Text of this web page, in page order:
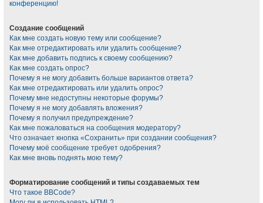
конференцию!
Создание сообщений
Как мне создать новую тему или сообщение?
Как мне отредактировать или удалить сообщение?
Как мне добавить подпись к своему сообщению?
Как мне создать опрос?
Почему я не могу добавить больше вариантов ответа?
Как мне отредактировать или удалить опрос?
Почему мне недоступны некоторые форумы?
Почему я не могу добавлять вложения?
Почему я получил предупреждение?
Как мне пожаловаться на сообщения модератору?
Что означает кнопка «Сохранить» при создании сообщения?
Почему моё сообщение требует одобрения?
Как мне вновь поднять мою тему?
Форматирование сообщений и типы создаваемых тем
Что такое BBCode?